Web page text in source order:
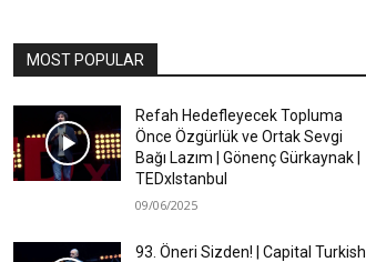
MOST POPULAR
Refah Hedefleyecek Topluma
Önce Özgürlük ve Ortak Sevgi
Bağı Lazım | Gönenç Gürkaynak |
TEDxIstanbul
09/06/2025
93. Öneri Sizden! | Capital Turkish